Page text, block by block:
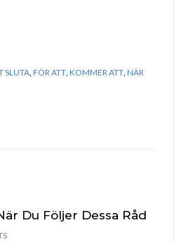
SLUTA,FÖR ATT,KOMMER ATT,NÄR
Du Följer Dessa Råd